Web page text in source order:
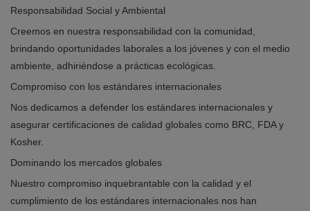
Responsabilidad Social y Ambiental
Creemos en nuestra responsabilidad con la comunidad,
brindando oportunidades laborales a los jóvenes y con el medio
ambiente, adhiriéndose a prácticas ecológicas.
Compromiso con los estándares internacionales
Nos dedicamos a defender los estándares internacionales y
asegurar certificaciones de calidad globales como BRC, FDA y
Kosher.
Dominando los mercados globales
Nuestro compromiso inquebrantable con la calidad y el
cumplimiento de los estándares internacionales nos han